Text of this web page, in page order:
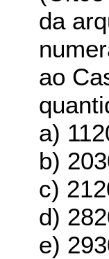
da
ao
a)
b)
c)
d)
e)